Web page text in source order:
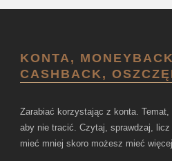
KONTA,
CASHBACK,
Zarabiać korzystając z konta.
aby nie tracić. Czytaj, sprawdzaj,
mieć mniej skoro możesz mieć